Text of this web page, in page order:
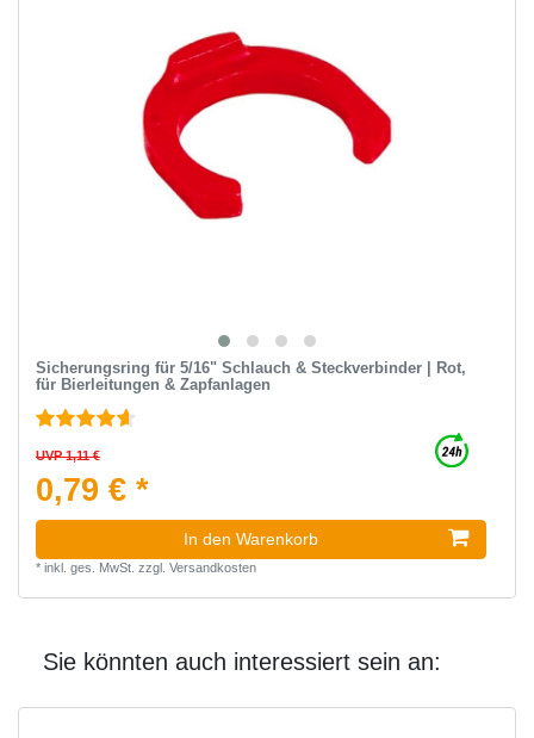
Sicherungsring für 5/16" Schlauch & Steckverbinder | Rot,
für Bierleitungen & Zapfanlagen
UVP 1,11 €
0,79 € *
In den Warenkorb
* inkl. ges. MwSt. zzgl. Versandkosten
Sie könnten auch interessiert sein an: